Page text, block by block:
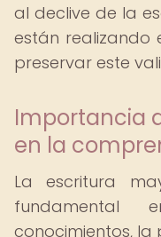
al declive de la
están realizando
preservar este
Importancia
en la
La escritura
fundamental
conocimientos, la